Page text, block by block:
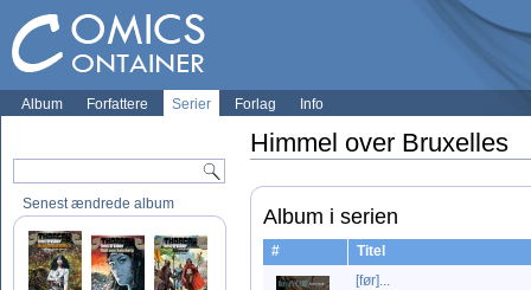
Album Forfattere Serier Forlag Info
Senest ændrede album
Himmel over Bruxelles
Album i serien
#
Titel
[før]...